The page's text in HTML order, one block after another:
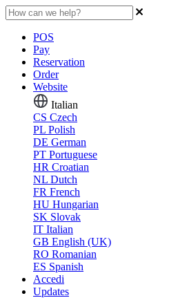
POS
Pay
Reservation
Order
Website
Italian
CS Czech
PL Polish
DE German
PT Portuguese
HR Croatian
NL Dutch
FR French
HU Hungarian
SK Slovak
IT Italian
GB English (UK)
RO Romanian
ES Spanish
Accedi
Updates